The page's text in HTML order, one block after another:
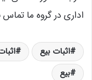
اداری در گروه ما تماس
اثبات بیع
بیع